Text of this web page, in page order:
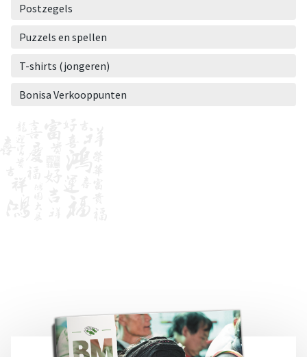
Postzegels
Puzzels en spellen
T-shirts (jongeren)
Bonisa Verkooppunten